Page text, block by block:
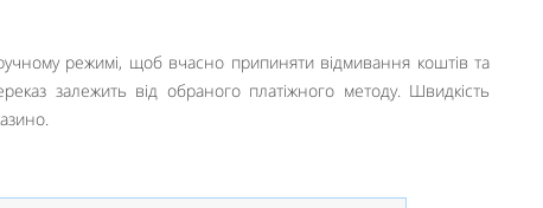
режимі, щоб вчасно припиняти відмивання коштів та
залежить від обраного платіжного методу. Швидкість